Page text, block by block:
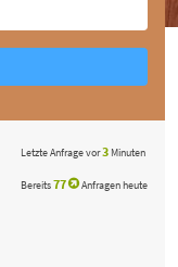
Letzte Anfrage vor3 Minuten
Bereits77 Anfragen heute